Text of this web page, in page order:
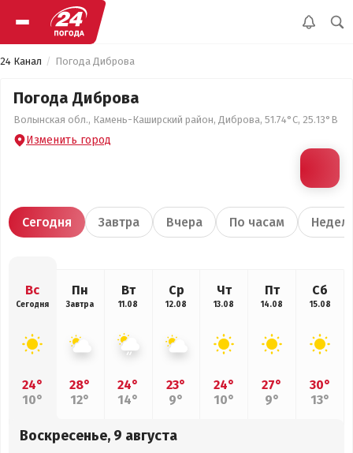
24 Канал Погода Диброва
Погода Диброва
Волынская обл., Камень-Каширский район, Диброва, 51.74°С, 25.13°В
Изменить город
Сегодня Завтра Вчера По часам
Вс
Сегодня
24°
10°
Пн
Завтра
28°
12°
Вт
11.08
24°
14°
Ср
12.08
23°
9°
Чт
13.08
24°
10°
Пт
14.08
27°
9°
Сб
15.08
30°
13°
Воскресенье, 9 августа